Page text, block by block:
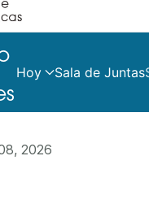
Hoy Sala de Juntas
2026